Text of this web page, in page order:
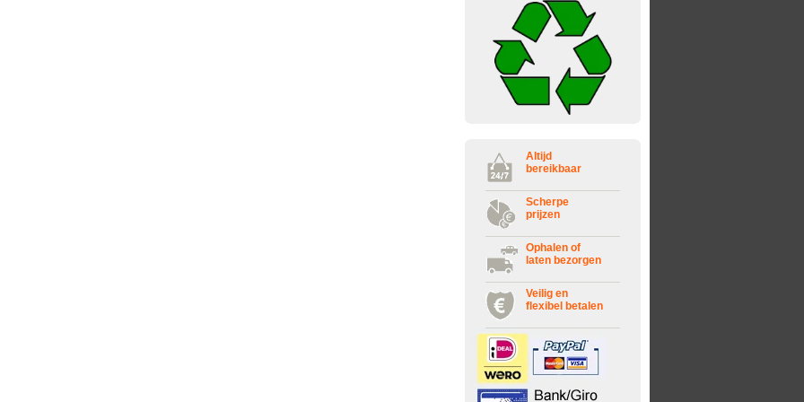
Altijd
bereikbaar
Scherpe
prijzen
Ophalen of
laten bezorgen
Veilig en
flexibel betalen